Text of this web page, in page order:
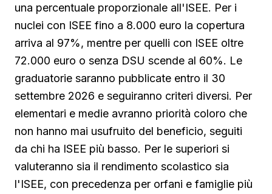
una percentuale proporzionale all'ISEE. Per i
nuclei con ISEE fino a 8.000 euro la copertura
arriva al 97%, mentre per quelli con ISEE oltre
72.000 euro o senza DSU scende al 60%. Le
graduatorie saranno pubblicate entro il 30
settembre 2026 e seguiranno criteri diversi. Per
elementari e medie avranno priorità coloro che
non hanno mai usufruito del beneficio, seguiti
da chi ha ISEE più basso. Per le superiori si
valuteranno sia il rendimento scolastico sia
l'ISEE, con precedenza per orfani e famiglie più